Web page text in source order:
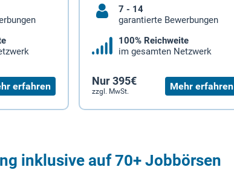
erfahren
7 - 14
garantierte Bewerbungen
100% Reichweite
im gesamten Netzwerk
Nur 395€
zzgl. MwSt. Mehr erfahren
inklusive auf 70+ Jobbörsen